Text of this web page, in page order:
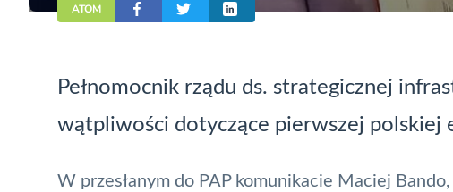
ATOM
Pełnomocnik rządu ds. strategicznej
wątpliwości dotyczące pierwszej
W przesłanym do PAP komunikacie Maciej